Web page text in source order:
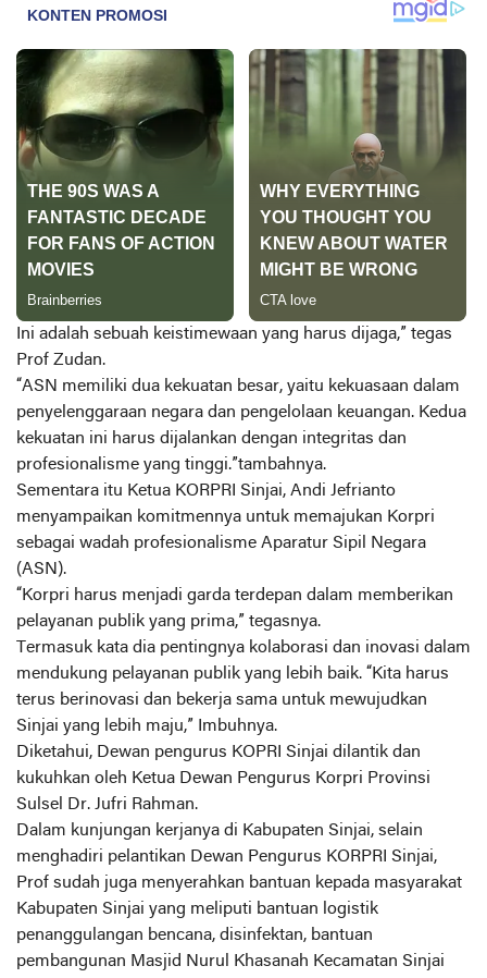
Ini adalah sebuah keistimewaan yang harus dijaga,” tegas
Prof Zudan.
“ASN memiliki dua kekuatan besar, yaitu kekuasaan dalam
penyelenggaraan negara dan pengelolaan keuangan. Kedua
kekuatan ini harus dijalankan dengan integritas dan
profesionalisme yang tinggi.”tambahnya.
Sementara itu Ketua KORPRI Sinjai, Andi Jefrianto
menyampaikan komitmennya untuk memajukan Korpri
sebagai wadah profesionalisme Aparatur Sipil Negara
(ASN).
“Korpri harus menjadi garda terdepan dalam memberikan
pelayanan publik yang prima,” tegasnya.
Termasuk kata dia pentingnya kolaborasi dan inovasi dalam
mendukung pelayanan publik yang lebih baik. “Kita harus
terus berinovasi dan bekerja sama untuk mewujudkan
Sinjai yang lebih maju,” Imbuhnya.
Diketahui, Dewan pengurus KOPRI Sinjai dilantik dan
kukuhkan oleh Ketua Dewan Pengurus Korpri Provinsi
Sulsel Dr. Jufri Rahman.
Dalam kunjungan kerjanya di Kabupaten Sinjai, selain
menghadiri pelantikan Dewan Pengurus KORPRI Sinjai,
Prof sudah juga menyerahkan bantuan kepada masyarakat
Kabupaten Sinjai yang meliputi bantuan logistik
penanggulangan bencana, disinfektan, bantuan
pembangunan Masjid Nurul Khasanah Kecamatan Sinjai